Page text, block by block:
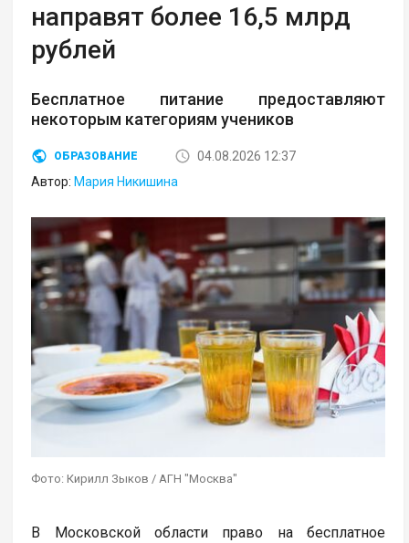
направят более 16,5 млрд
рублей
Бесплатное питание предоставляют
некоторым категориям учеников
ОБРАЗОВАНИЕ
04.08.2026 12:37
Автор: Мария Никишина
Фото: Кирилл Зыков / АГН "Москва"
В Московской области право на бесплатное